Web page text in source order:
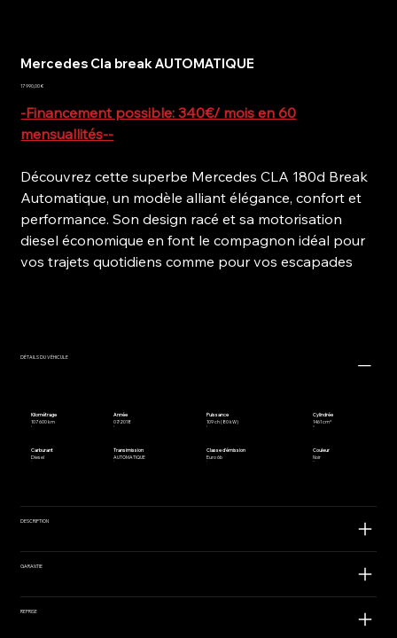
Mercedes Cla break AUTOMATIQUE
Prix
17 990,00 €
-Financement possible: 340€/ mois en 60
mensuallités--
Découvrez cette superbe Mercedes CLA 180d Break
Automatique, un modèle alliant élégance, confort et
performance. Son design racé et sa motorisation
diesel économique en font le compagnon idéal pour
vos trajets quotidiens comme pour vos escapades
DÉTAILS DU VÉHICULE
Kilométrage
107 600 km
Année
07/2018
Puissance
109 ch (80 kW)
Cylindrée
1461 cm³
Carburant
Diesel
Transimission
AUTOMATIQUE
Classe d'émission
Euro 6b
Couleur
Noir
DESCRIPTION
GARANTIE
REPRISE